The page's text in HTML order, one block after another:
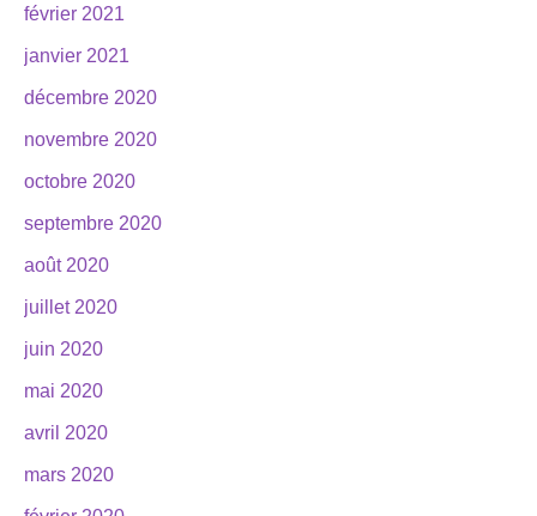
février 2021
janvier 2021
décembre 2020
novembre 2020
octobre 2020
septembre 2020
août 2020
juillet 2020
juin 2020
mai 2020
avril 2020
mars 2020